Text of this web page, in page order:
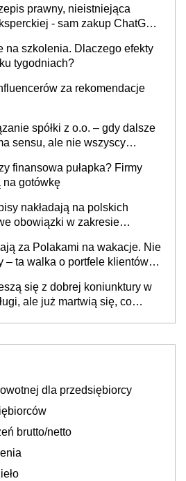
prawny, nieistniejąca
- sam zakup ChatGPT
na szkolenia. Dlaczego efekty
tygodniach?
za rekomendacje
spółki z o.o. – gdy dalsze
sensu, ale nie wszyscy
finansowa pułapka? Firmy
na gotówkę
nakładają na polskich
obowiązki w zakresie
za Polakami na wakacje. Nie
– ta walka o portfele klientów
się z dobrej koniunktury w
ale już martwią się, co
dla przedsiębiorcy
brutto/netto